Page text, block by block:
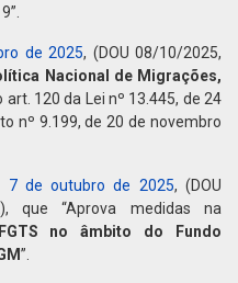
de 2025, (DOU 08/10/2025,
Nacional de Migrações,
art. 120 da Lei nº 13.445, de 24
nº 9.199, de 20 de novembro
7 de outubro de 2025, (DOU
que “Aprova medidas na
no âmbito do Fundo
”.